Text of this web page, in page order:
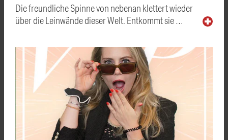
Die freundliche Spinne von nebenan klettert wieder
über die Leinwände dieser Welt. Entkommt sie …